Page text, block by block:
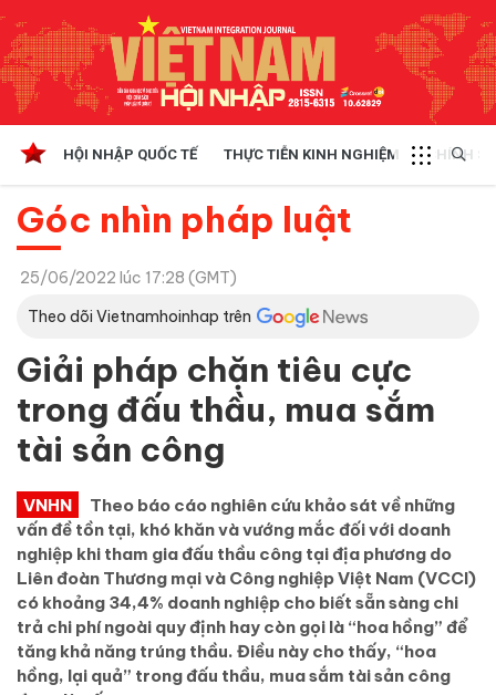
HỘI NHẬP QUỐC TẾ THỰC TIỄN KINH NGHIỆM CHÍNH
Góc nhìn pháp luật
25/06/2022 lúc 17:28 (GMT)
Theo dõi Vietnamhoinhap trên
Giải pháp chặn tiêu cực
trong đấu thầu, mua sắm
tài sản công
VNHN
Theo báo cáo nghiên cứu khảo sát về những
vấn đề tồn tại, khó khăn và vướng mắc đối với doanh
nghiệp khi tham gia đấu thầu công tại địa phương do
Liên đoàn Thương mại và Công nghiệp Việt Nam (VCCI)
có khoảng 34,4% doanh nghiệp cho biết sẵn sàng chi
trả chi phí ngoài quy định hay còn gọi là “hoa hồng” để
tăng khả năng trúng thầu. Điều này cho thấy, “hoa
hồng, lại quả” trong đấu thầu, mua sắm tài sản công